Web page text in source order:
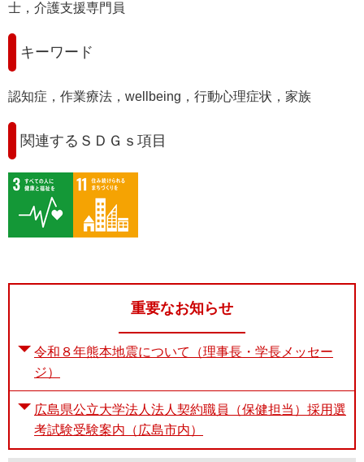
士，介護支援専門員
キーワード
認知症，作業療法，wellbeing，行動心理症状，家族
関連するＳＤＧｓ項目
重要なお知らせ
令和８年熊本地震について（理事長・学長メッセー
ジ）
広島県公立大学法人法人契約職員（保健担当）採用選
考試験受験案内（広島市内）